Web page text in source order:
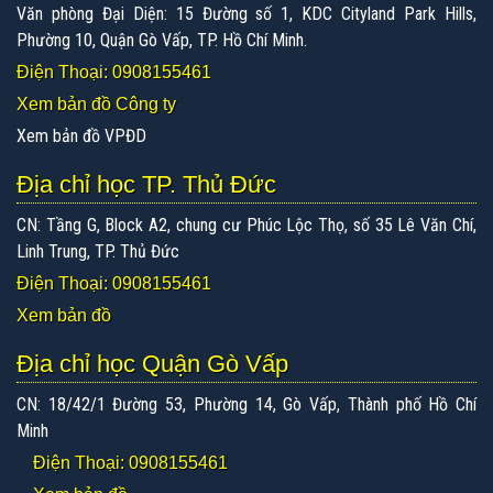
Văn phòng Đại Diện: 15 Đường số 1, KDC Cityland Park Hills,
Phường 10, Quận Gò Vấp, TP. Hồ Chí Minh.
Điện Thoại: 0908155461
Xem bản đồ Công ty
Xem bản đồ VPĐD
Địa chỉ học TP. Thủ Đức
CN: Tầng G, Block A2, chung cư Phúc Lộc Thọ, số 35 Lê Văn Chí,
Linh Trung, TP. Thủ Đức
Điện Thoại: 0908155461
Xem bản đồ
Địa chỉ học Quận Gò Vấp
CN: 18/42/1 Đường 53, Phường 14, Gò Vấp, Thành phố Hồ Chí
Minh
Điện Thoại: 0908155461